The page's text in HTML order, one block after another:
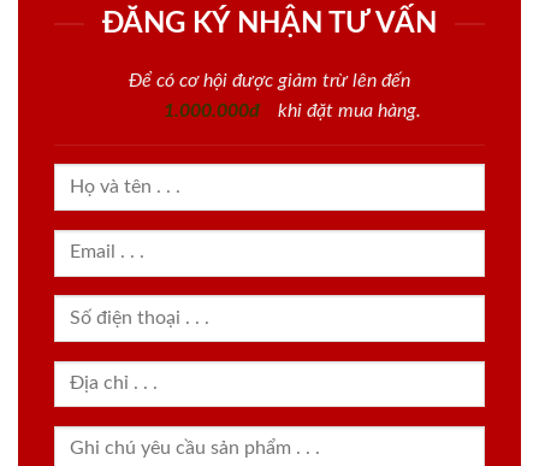
ĐĂNG KÝ NHẬN TƯ VẤN
Để có cơ hội được giảm trừ lên đến
1.000.000đ
khi đặt mua hàng.